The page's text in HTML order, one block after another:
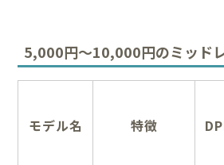
5,000円〜10,000円のミッド
モデル名 特徴